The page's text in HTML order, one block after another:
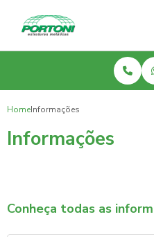
HomeInformações
Informações
Conheça todas as